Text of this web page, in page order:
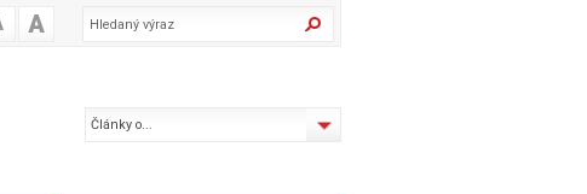
Články o...
A